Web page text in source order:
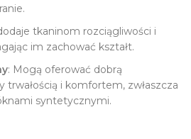
tkaninom rozciągliwości i
im zachować kształt.
: Mogą oferować dobrą
trwałością i komfortem, zwłaszcza
syntetycznymi.